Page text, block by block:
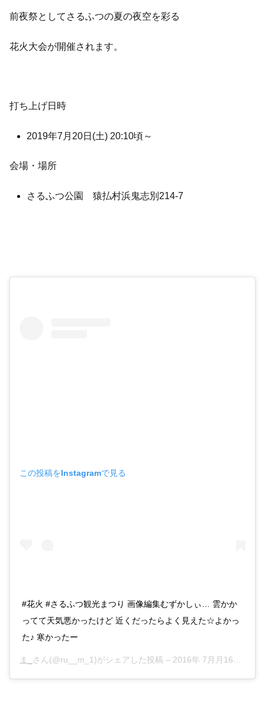
前夜祭としてさるふつの夏の夜空を彩る
花火大会が開催されます。
打ち上げ日時
2019年7月20日(土) 20:10頃～
会場・場所
さるふつ公園 猿払村浜鬼志別214-7
この投稿をInstagramで見る
#花火 #さるふつ観光まつり 画像編集むずかしぃ… 雲かか
ってて天気悪かったけど 近くだったらよく見えた☆よかっ
た♪ 寒かったー
ま_ さん(@ru__m_1)がシェアした投稿 – 2016年 7月月16日午前5時48分PDT